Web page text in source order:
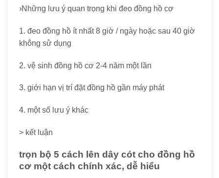
›Những lưu ý quan trọng khi đeo đồng hồ cơ
1. đeo đồng hồ ít nhất 8 giờ / ngày hoặc sau 40 giờ
không sử dụng
2. vệ sinh đồng hồ cơ 2-4 năm một lần
3. giới hạn vị trí đặt đồng hồ gần máy phát
4. một số lưu ý khác
> kết luận
trọn bộ 5 cách lên dây cót cho đồng hồ
cơ một cách chính xác, dễ hiểu